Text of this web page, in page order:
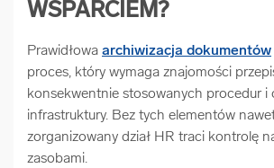
WSPARCIEM?
Prawidłowa archiwizacja dokumentów
proces, który wymaga znajomości
konsekwentnie stosowanych procedur i
infrastruktury. Bez tych elementów
zorganizowany dział HR traci kontrolę
zasobami.